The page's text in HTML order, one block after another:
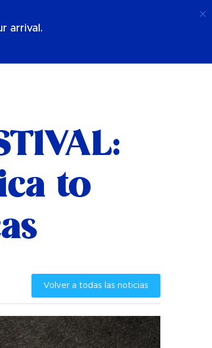
arrival.
to
Volver a todas las noticias